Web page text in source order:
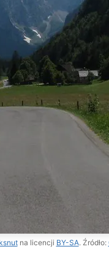
na licencji BY-SA. Źródło: